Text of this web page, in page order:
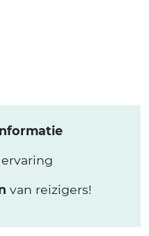
ervaring
van reizigers!